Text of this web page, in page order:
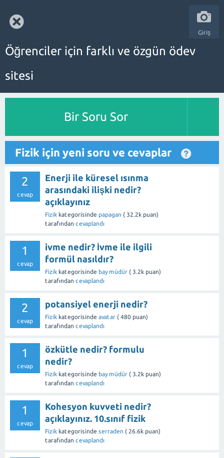
Giriş
Öğrenciler için farklı ve özgün ödev
sitesi
Bir Soru Sor
Fizik için yeni soru ve cevaplar
2
cevap
Enerji ile küresel ısınma
arasındaki ilişki nedir?
açıklayınız
Fizik kategorisinde papagan ( 32.2k puan)
tarafından cevaplandı
1
cevap
ivme nedir? İvme ile ilgili
formül nasıldır?
Fizik kategorisinde bay müdür ( 3.2k puan)
tarafından cevaplandı
2
cevap
potansiyel enerji nedir?
Fizik kategorisinde avatar ( 480 puan)
tarafından cevaplandı
1
cevap
özkütle nedir? formulu
nedir?
Fizik kategorisinde bay müdür ( 3.2k puan)
tarafından cevaplandı
1
cevap
Kohesyon kuvveti nedir?
açıklayınız. 10.sınıf fizik
Fizik kategorisinde serraden ( 26.6k puan)
tarafından cevaplandı